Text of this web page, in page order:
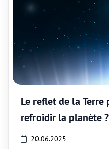
Le reflet de la
refroidir la planète ?
20.06.2025